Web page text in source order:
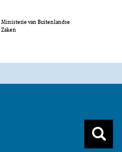
Ministerie van Buitenlandse
Zaken